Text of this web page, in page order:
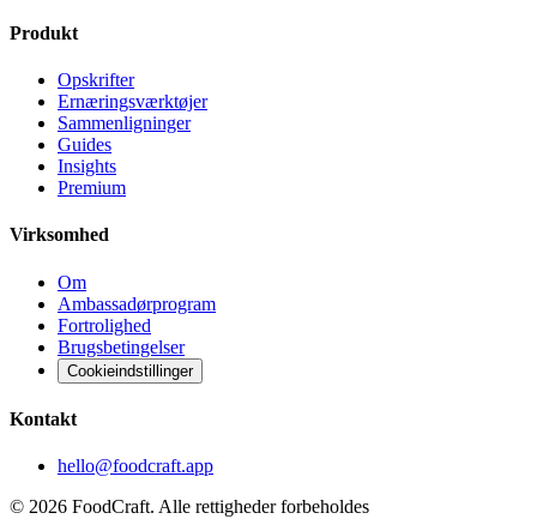
Produkt
Opskrifter
Ernæringsværktøjer
Sammenligninger
Guides
Insights
Premium
Virksomhed
Om
Ambassadørprogram
Fortrolighed
Brugsbetingelser
Cookieindstillinger
Kontakt
hello@foodcraft.app
© 2026 FoodCraft. Alle rettigheder forbeholdes